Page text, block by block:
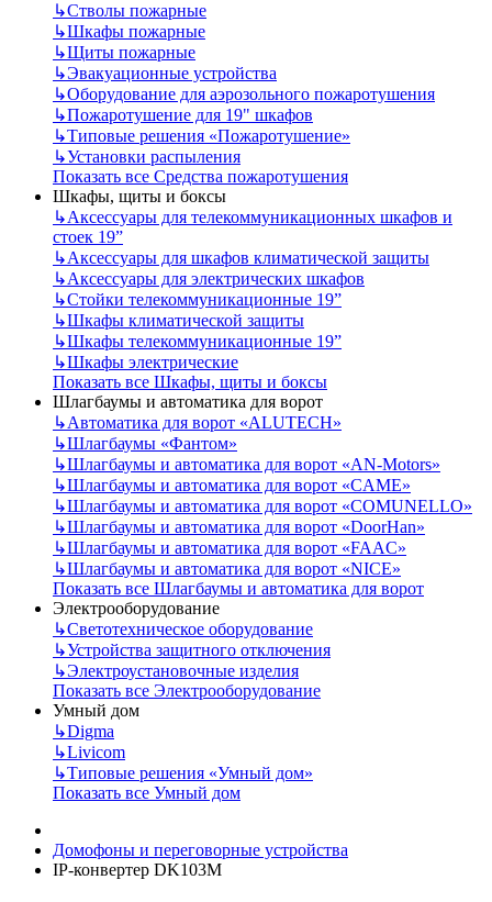
↳Стволы пожарные
↳Шкафы пожарные
↳Щиты пожарные
↳Эвакуационные устройства
↳Оборудование для аэрозольного пожаротушения
↳Пожаротушение для 19" шкафов
↳Типовые решения «Пожаротушение»
↳Установки распыления
Показать все Средства пожаротушения
Шкафы, щиты и боксы
↳Аксессуары для телекоммуникационных шкафов и
стоек 19”
↳Аксессуары для шкафов климатической защиты
↳Аксессуары для электрических шкафов
↳Стойки телекоммуникационные 19”
↳Шкафы климатической защиты
↳Шкафы телекоммуникационные 19”
↳Шкафы электрические
Показать все Шкафы, щиты и боксы
Шлагбаумы и автоматика для ворот
↳Автоматика для ворот «ALUTECH»
↳Шлагбаумы «Фантом»
↳Шлагбаумы и автоматика для ворот «AN-Motors»
↳Шлагбаумы и автоматика для ворот «CAME»
↳Шлагбаумы и автоматика для ворот «COMUNELLO»
↳Шлагбаумы и автоматика для ворот «DoorHan»
↳Шлагбаумы и автоматика для ворот «FAAC»
↳Шлагбаумы и автоматика для ворот «NICE»
Показать все Шлагбаумы и автоматика для ворот
Электрооборудование
↳Светотехническое оборудование
↳Устройства защитного отключения
↳Электроустановочные изделия
Показать все Электрооборудование
Умный дом
↳Digma
↳Livicom
↳Типовые решения «Умный дом»
Показать все Умный дом
Домофоны и переговорные устройства
IP-конвертер DK103M